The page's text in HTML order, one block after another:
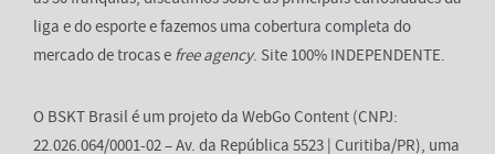
liga e do esporte e fazemos uma cobertura completa do
mercado de trocas e free agency. Site 100% INDEPENDENTE.
O BSKT Brasil é um projeto da WebGo Content (CNPJ:
22.026.064/0001-02 – Av. da República 5523 | Curitiba/PR), uma